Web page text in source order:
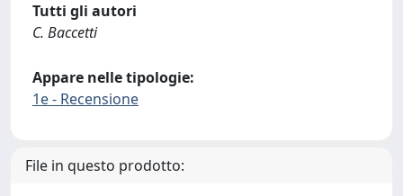
Tutti gli autori
C. Baccetti
Appare nelle tipologie:
1e - Recensione
File in questo prodotto: